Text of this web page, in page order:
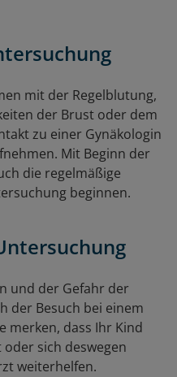
mit der Regelblutung,
der Brust oder dem
zu einer Gynäkologin
Mit Beginn der
die regelmäßige
beginnen.
und der Gefahr der
der Besuch bei einem
merken, dass Ihr Kind
sich deswegen
weiterhelfen.